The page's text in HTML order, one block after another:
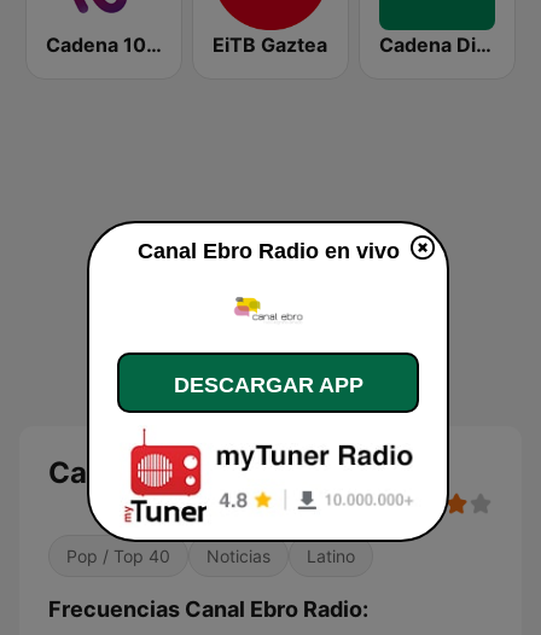
Cadena 100 Andorra EiTB Gaztea Cadena Dial Baladas
Canal Ebro Radio
Pop / Top 40 Noticias Latino
Frecuencias Canal Ebro Radio:
Canal Ebro Radio en vivo
DESCARGAR APP